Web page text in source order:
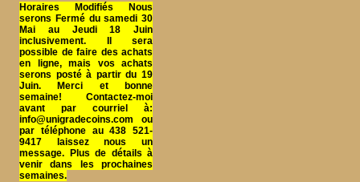
Horaires Modifiés Nous
serons Fermé du samedi 30
Mai au Jeudi 18 Juin
inclusivement. Il sera
possible de faire des achats
en ligne, mais vos achats
serons posté à partir du 19
Juin. Merci et bonne
semaine! Contactez-moi
avant par courriel à:
info@unigradecoins.com ou
par téléphone au 438 521-
9417 laissez nous un
message. Plus de détails à
venir dans les prochaines
semaines.